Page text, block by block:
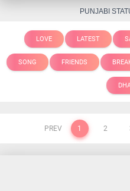
PUNJABI
LOVE LATEST
SONG FRIENDS
PREV 1 2